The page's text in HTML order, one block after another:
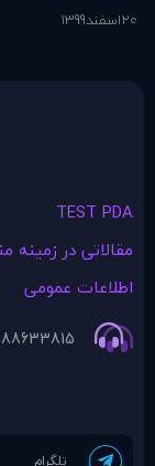
کنید؟
20اسفند1399
TEST PDA
مقالاتی در زمينه
اطلاعات عمومی
88633815